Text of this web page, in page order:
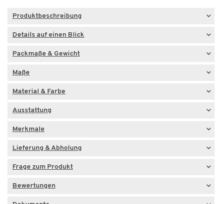
Produktbeschreibung
Details auf einen Blick
Packmaße & Gewicht
Maße
Material & Farbe
Ausstattung
Merkmale
Lieferung & Abholung
Frage zum Produkt
Bewertungen